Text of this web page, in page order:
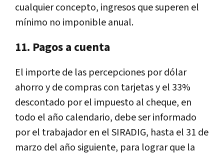
cualquier concepto, ingresos que superen el
mínimo no imponible anual.
11. Pagos a cuenta
El importe de las percepciones por dólar
ahorro y de compras con tarjetas y el 33%
descontado por el impuesto al cheque, en
todo el año calendario, debe ser informado
por el trabajador en el SIRADIG, hasta el 31 de
marzo del año siguiente, para lograr que la